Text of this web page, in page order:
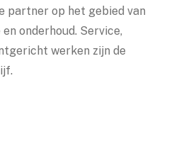
partner op het gebied van
onderhoud. Service,
werken zijn de